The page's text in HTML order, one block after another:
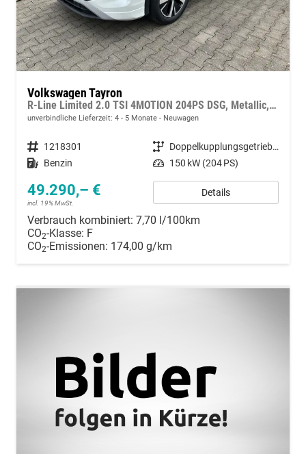
Volkswagen Tayron
R-Line Limited 2.0 TSI 4MOTION 204PS DSG, Metallic, 20" Alu LEEDS, IQ LIGHT MATRIX-LED, HEAD-UP, ERGOACTIV-Sitz+Massage, Winterpaket, Elektr. Heckklappe, ParkAssist, Parksensoren v/h, 360°Kamera, Radio 15"/App-Connect, Alarm, Keyless, 3Z-Climatronic, ACC, Dachreling
unverbindliche Lieferzeit: 4 - 5 Monate Neuwagen
Fahrzeugnummer 1218301 Getriebe
Doppelkupplungsgetriebe (DSG)
Kraftstoff Benzin Leistung 150 kW (204 PS)
49.290,– €
incl. 19% MwSt.
Details
Verbrauch kombiniert: 7,70 l/100km
CO2-Klasse: F
CO2-Emissionen: 174,00 g/km